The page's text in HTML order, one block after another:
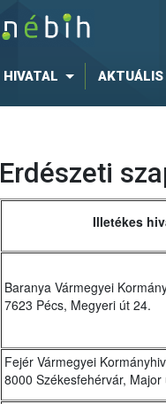
HIVATAL AKTUÁLIS
Erdészeti
Illetékes
Baranya Vármegyei
7623 Pécs, Megyeri út 24.
Fejér Vármegyei
8000 Székesfehérvár, Major